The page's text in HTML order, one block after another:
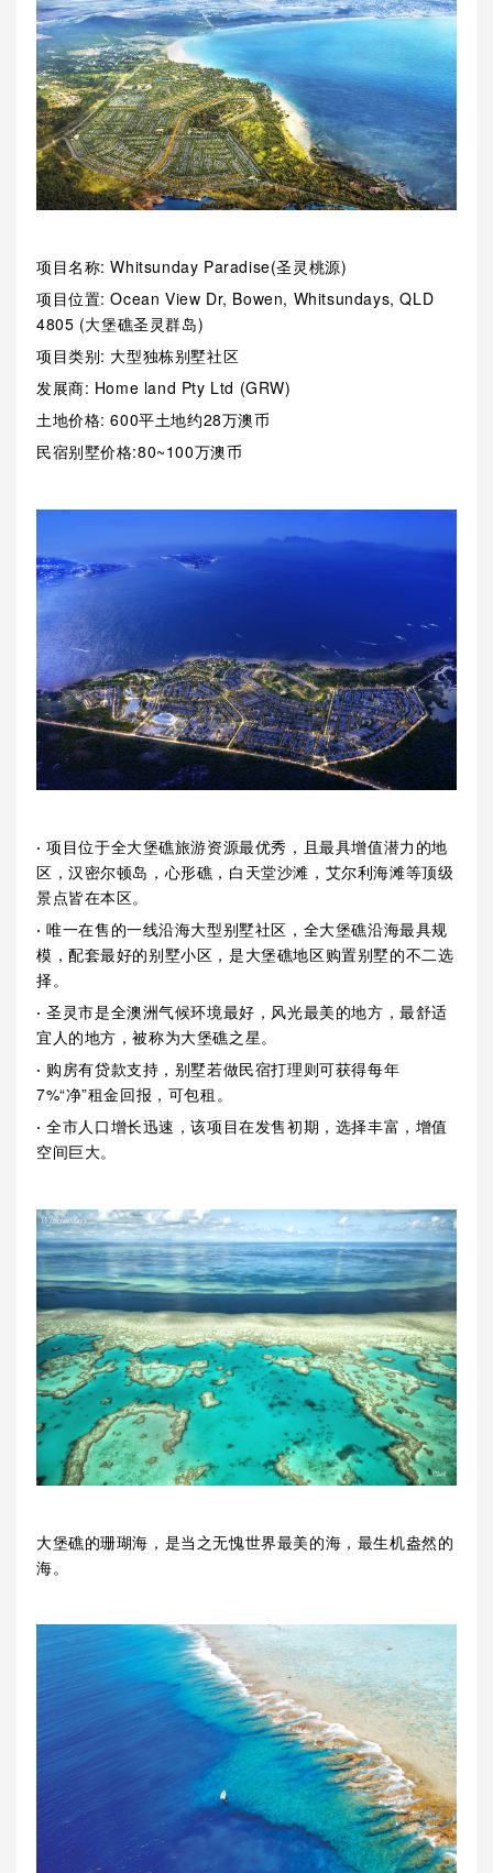
项目名称: Whitsunday Paradise(圣灵桃源)
项目位置: Ocean View Dr, Bowen, Whitsundays, QLD
4805 (大堡礁圣灵群岛)
项目类别: 大型独栋别墅社区
发展商: Home land Pty Ltd (GRW)
土地价格: 600平土地约28万澳币
民宿别墅价格:80~100万澳币
· 项目位于全大堡礁旅游资源最优秀，且最具增值潜力的地
区，汉密尔顿岛，心形礁，白天堂沙滩，艾尔利海滩等顶级
景点皆在本区。
· 唯一在售的一线沿海大型别墅社区，全大堡礁沿海最具规
模，配套最好的别墅小区，是大堡礁地区购置别墅的不二选
择。
· 圣灵市是全澳洲气候环境最好，风光最美的地方，最舒适
宜人的地方，被称为大堡礁之星。
· 购房有贷款支持，别墅若做民宿打理则可获得每年
7%“净”租金回报，可包租。
· 全市人口增长迅速，该项目在发售初期，选择丰富，增值
空间巨大。
大堡礁的珊瑚海，是当之无愧世界最美的海，最生机盎然的
海。